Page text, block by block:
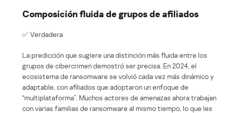
Composición fluida de grupos de afiliados
✅ Verdadera
La predicción que sugiere una distinción más fluida entre los
grupos de cibercrimen demostró ser precisa. En 2024, el
ecosistema de ransomware se volvió cada vez más dinámico y
adaptable, con afiliados que adoptaron un enfoque de
“multiplataforma”. Muchos actores de amenazas ahora trabajan
con varias familias de ransomware al mismo tiempo, lo que les